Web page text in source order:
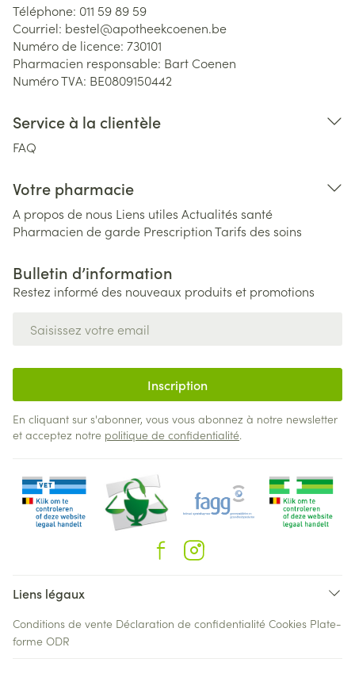
Téléphone: 011 59 89 59
Courriel: bestel@apotheekcoenen.be
Numéro de licence: 730101
Pharmacien responsable: Bart Coenen
Numéro TVA: BE0809150442
Service à la clientèle
FAQ
Votre pharmacie
A propos de nous Liens utiles Actualités santé
Pharmacien de garde PrescriptionTarifs des soins
Bulletin d’information
Restez informé des nouveaux produits et promotions
Inscription
En cliquant sur s'abonner, vous vous abonnez à notre newsletter
et acceptez notre politique de confidentialité.
Liens légaux
Conditions de vente Déclaration de confidentialité Cookies Plate-
forme ODR